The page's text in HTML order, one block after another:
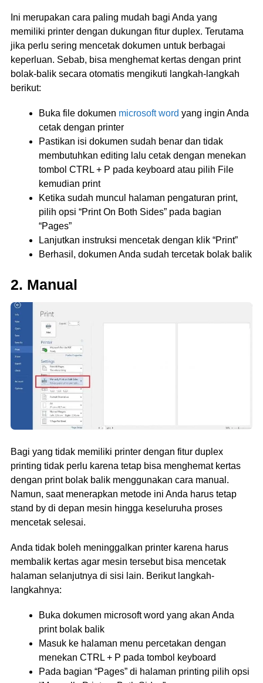
Ini merupakan cara paling mudah bagi Anda yang
memiliki printer dengan dukungan fitur duplex. Terutama
jika perlu sering mencetak dokumen untuk berbagai
keperluan. Sebab, bisa menghemat kertas dengan print
bolak-balik secara otomatis mengikuti langkah-langkah
berikut:
Buka file dokumen microsoft word yang ingin Anda
cetak dengan printer
Pastikan isi dokumen sudah benar dan tidak
membutuhkan editing lalu cetak dengan menekan
tombol CTRL + P pada keyboard atau pilih File
kemudian print
Ketika sudah muncul halaman pengaturan print,
pilih opsi “Print On Both Sides” pada bagian
“Pages”
Lanjutkan instruksi mencetak dengan klik “Print”
Berhasil, dokumen Anda sudah tercetak bolak balik
2. Manual
Bagi yang tidak memiliki printer dengan fitur duplex
printing tidak perlu karena tetap bisa menghemat kertas
dengan print bolak balik menggunakan cara manual.
Namun, saat menerapkan metode ini Anda harus tetap
stand by di depan mesin hingga keseluruha proses
mencetak selesai.
Anda tidak boleh meninggalkan printer karena harus
membalik kertas agar mesin tersebut bisa mencetak
halaman selanjutnya di sisi lain. Berikut langkah-
langkahnya:
Buka dokumen microsoft word yang akan Anda
print bolak balik
Masuk ke halaman menu percetakan dengan
menekan CTRL + P pada tombol keyboard
Pada bagian “Pages” di halaman printing pilih opsi